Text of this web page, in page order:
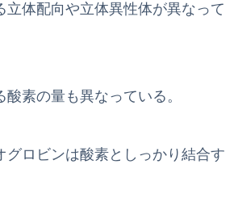
体配向や立体異性体が異なって
素の量も異なっている。
ロビンは酸素としっかり結合す